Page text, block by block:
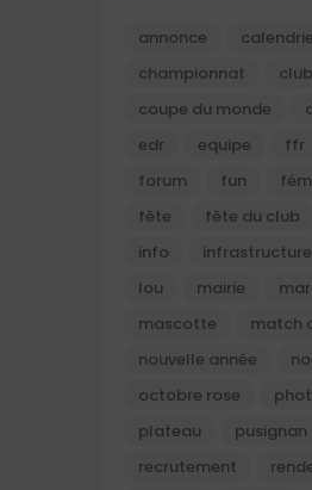
annonce
championnat
club
coupe du monde
edr
equipe ffr
forum
fun
fête
fête du club
info
infrastructure
lou
mairie
mascotte
match
nouvelle année
octobre rose
plateau
pusignan
recrutement